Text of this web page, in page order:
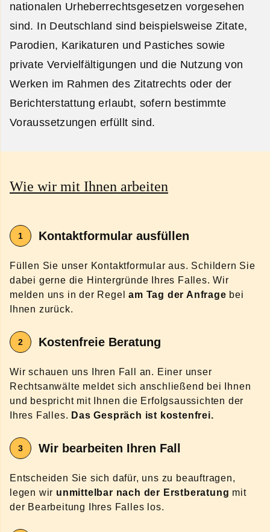
nationalen Urheberrechtsgesetzen vorgesehen
sind. In Deutschland sind beispielsweise Zitate,
Parodien, Karikaturen und Pastiches sowie
private Vervielfältigungen und die Nutzung von
Werken im Rahmen des Zitatrechts oder der
Berichterstattung erlaubt, sofern bestimmte
Voraussetzungen erfüllt sind.
Wie wir mit Ihnen arbeiten
Kontaktformular ausfüllen
Füllen Sie unser Kontaktformular aus. Schildern Sie
dabei gerne die Hintergründe Ihres Falles. Wir
melden uns in der Regelam Tag der Anfrage bei
Ihnen zurück.
Kostenfreie Beratung
Wir schauen uns Ihren Fall an. Einer unser
Rechtsanwälte meldet sich anschließend bei Ihnen
und bespricht mit Ihnen die Erfolgsaussichten der
Ihres Falles. Das Gespräch ist kostenfrei.
Wir bearbeiten Ihren Fall
Entscheiden Sie sich dafür, uns zu beauftragen,
legen wir unmittelbar nach der Erstberatung mit
der Bearbeitung Ihres Falles los.